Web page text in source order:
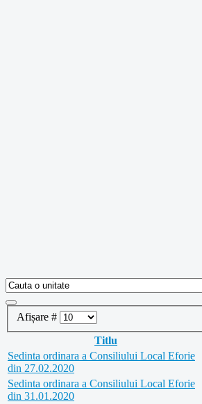
Afișare #
Titlu
Sedinta ordinara a Consiliului Local Eforie
din 27.02.2020
Sedinta ordinara a Consiliului Local Eforie
din 31.01.2020